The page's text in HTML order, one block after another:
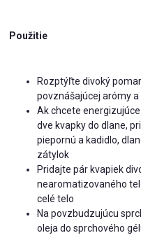
Použitie
Rozptýľte divoký
povznášajúcej arómy
Ak chcete
dve kvapky do dlane,
piepornú a kadidlo,
zátylok
Pridajte pár kvapiek
nearomatizovaného
celé telo
Na povzbudzujúcu
oleja do sprchového